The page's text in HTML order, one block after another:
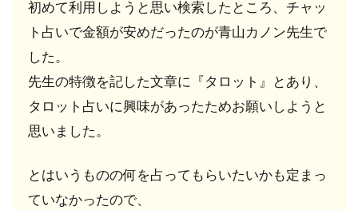
達に
バレ
な
い？
10分
無料
「電
話」
初めて利用しようと思い検索したところ、チャッ
ト占いで金額が安めだったのが青山カノン先生で
した。
先生の特徴を記した文章に『タロット』とあり、
タロット占いに興味があったためお願いしようと
思いました。
とはいうものの何を占ってもらいたいかも定まっ
ていなかったので、